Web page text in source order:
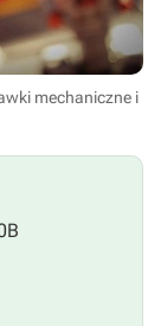
mechaniczne i